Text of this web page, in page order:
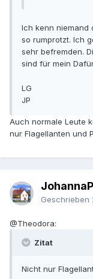
Ich kenn niemand
so rumprotzt. Ich
sehr befremden.
sind für mein
LG
JP
Auch normale Leute
nur Flagellanten und
JohannaP
Geschrieben
@Theodora:
Zitat
Nicht nur